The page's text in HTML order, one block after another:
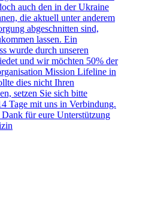
auch den in der Ukraine
die aktuell unter anderem
abgeschnitten sind,
lassen. Ein
wurde durch unseren
und wir möchten 50% der
Mission Lifeline in
dies nicht Ihren
setzen Sie sich bitte
Tage mit uns in Verbindung.
für eure Unterstützung